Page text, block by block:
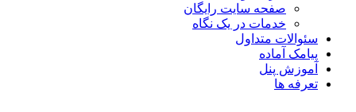
صفحه سایت رایگان
خدمات در یک نگاه
سئوالات متداول
پیامک آماده
آموزش پنل
تعرفه ها